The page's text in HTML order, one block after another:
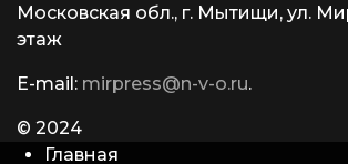
Московская обл., г. Мытищи, ул.
этаж
E-mail: mirpress@n-v-o.ru.
© 2024
Главная